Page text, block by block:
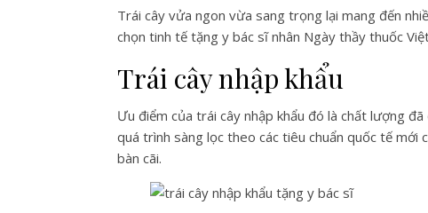
Trái cây vửa ngon vừa sang trọng lại mang đến
chọn tinh tế tặng y bác sĩ nhân Ngày thầy thuốc
Trái cây nhập khẩu
Ưu điểm của trái cây nhập khẩu đó là chất lượng
quá trình sàng lọc theo các tiêu chuẩn quốc tế mới
bàn cãi.